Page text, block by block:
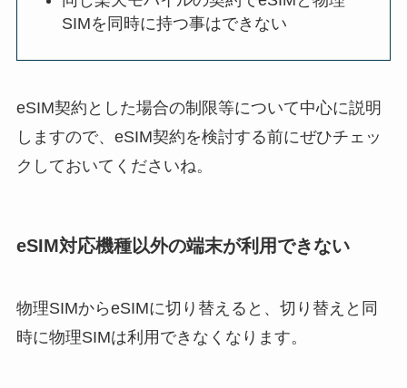
SIMを同時に持つ事はできない
eSIM契約とした場合の制限等について中心に説明
しますので、eSIM契約を検討する前にぜひチェッ
クしておいてくださいね。
eSIM対応機種以外の端末が利用できない
物理SIMからeSIMに切り替えると、切り替えと同
時に物理SIMは利用できなくなります。